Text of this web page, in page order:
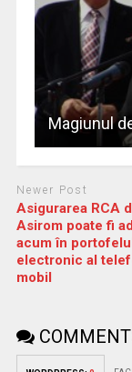
Magiunul
Newer Post
Asigurarea RCA
Asirom poate fi
acum în portofelul
electronic al
mobil